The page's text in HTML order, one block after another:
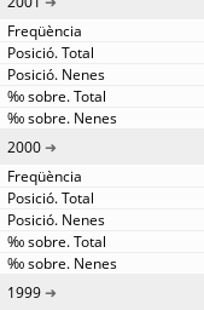
2000
1999